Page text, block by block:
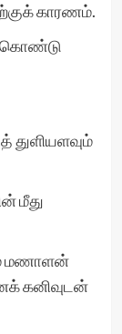
காரணம்.
கொண்டு
மீது
மணாளன்
கனிவுடன்